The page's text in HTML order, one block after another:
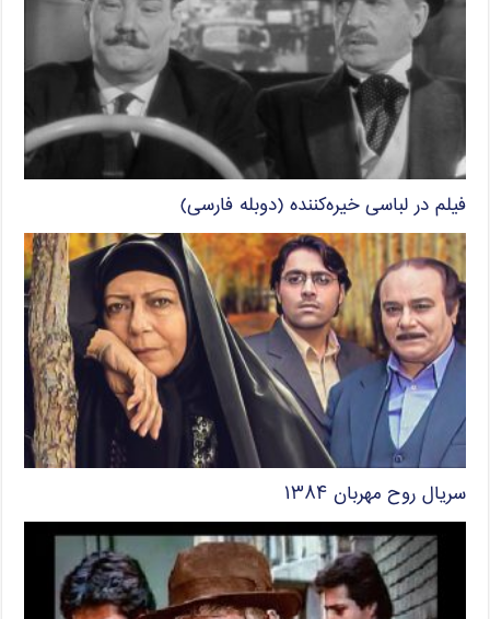
فیلم در لباسی خیره‌کننده (دوبله فارسی)
سریال روح مهربان ۱۳۸۴